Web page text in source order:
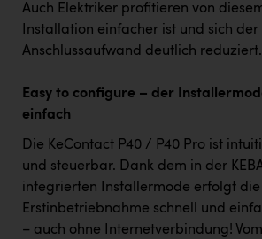
kontakt
Auch Elektriker profitieren von
Installation einfacher ist und sich der
Anschlussaufwand deutlich reduziert.
Easy to configure – der
einfach
Die KeContact P40 / P40 Pro ist
und steuerbar. Dank dem in der
integrierten Installermode erfolgt die
Erstinbetriebnahme schnell und
– auch ohne Internetverbindung! Vom